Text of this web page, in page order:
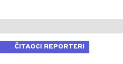
ČITAOCI REPORTERI